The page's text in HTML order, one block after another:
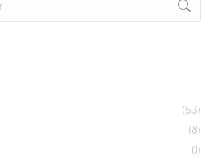
(53)
(8)
(1)